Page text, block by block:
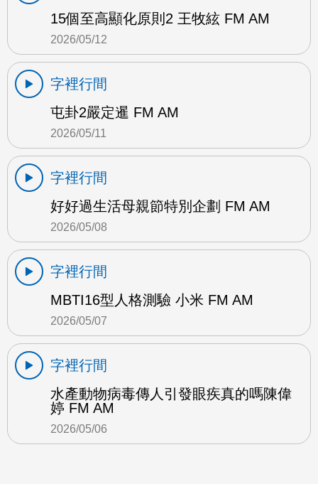
15個至高顯化原則2 王牧絃 FM AM
2026/05/12
字裡行間
屯卦2嚴定暹 FM AM
2026/05/11
字裡行間
好好過生活母親節特別企劃 FM AM
2026/05/08
字裡行間
MBTI16型人格測驗 小米 FM AM
2026/05/07
字裡行間
水產動物病毒傳人引發眼疾真的嗎陳偉
婷 FM AM
2026/05/06